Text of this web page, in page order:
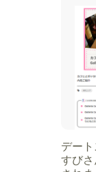
デー
すび